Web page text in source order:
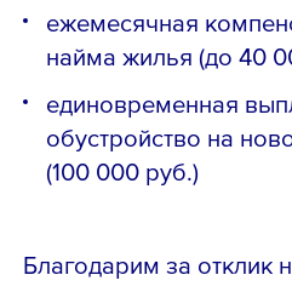
ежемесячная
найма жилья (до 40
единовременная
обустройство на
(100 000 руб.)
Благодарим за отклик